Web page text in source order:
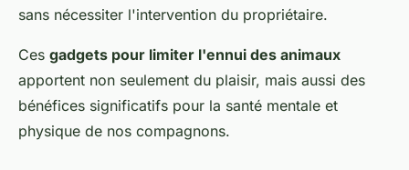
sans nécessiter l'intervention du propriétaire.
Ces gadgets pour limiter l'ennui des animaux
apportent non seulement du plaisir, mais aussi des
bénéfices significatifs pour la santé mentale et
physique de nos compagnons.